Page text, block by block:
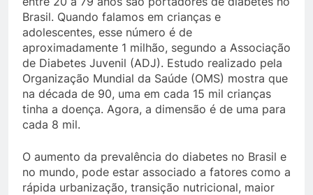
Brasil. Quando falamos em crianças e
adolescentes, esse número é de
aproximadamente 1 milhão, segundo a Associação
de Diabetes Juvenil (ADJ). Estudo realizado pela
Organização Mundial da Saúde (OMS) mostra que
na década de 90, uma em cada 15 mil crianças
tinha a doença. Agora, a dimensão é de uma para
cada 8 mil.
O aumento da prevalência do diabetes no Brasil e
no mundo, pode estar associado a fatores como a
rápida urbanização, transição nutricional, maior